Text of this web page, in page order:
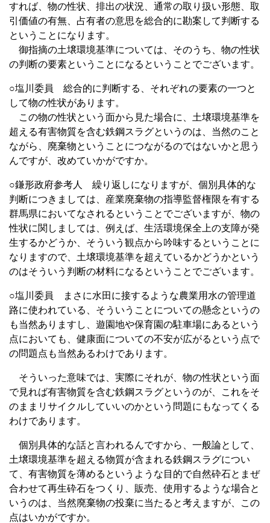
すれば、物の性状、排出の状況、通常の取り扱い形態、取
引価値の有無、占有者の意思を総合的に勘案して判断する
ということになります。
御指摘の土壌環境基準については、そのうち、物の性状
の判断の要素ということになるということでございます。
○塩川委員 総合的に判断する、それぞれの要素の一つと
して物の性状があります。
この物の性状という面から見た場合に、土壌環境基準を
超える有害物質を含む鉄鋼スラグというのは、当然のこと
ながら、廃棄物ということにつながるのではないかと思う
んですが、改めていかがですか。
○鎌形政府参考人 繰り返しになりますが、個別具体的な
判断につきましては、産業廃棄物の指導監督権限を有する
群馬県においてなされるということでございますが、物の
性状に関しましては、例えば、生活環境保全上の支障が発
生するかどうか、そういう観点から吟味するということに
なりますので、土壌環境基準を超えているかどうかという
のはそういう判断の材料になるということでございます。
○塩川委員 まさに水田に接するような農業用水の管理道
路に使われている、そういうことについての懸念というの
も当然ありますし、遊園地や保育園の駐車場にあるという
点においても、健康面についての不安が広がるという点で
の問題点も当然あるわけであります。
そういった意味では、実際にそれが、物の性状という面
で見れば有害物質を含む鉄鋼スラグというのが、これをそ
のままリサイクルしていいのかという問題にもなってくる
わけであります。
個別具体的な話と言われるんですから、一般論として、
土壌環境基準を超える物質が含まれる鉄鋼スラグについ
て、有害物質を薄めるというような目的で自然砕石とまぜ
合わせて再生砕石をつくり、販売、使用するような場合と
いうのは、当然廃棄物の投棄に当たると考えますが、この
点はいかがですか。